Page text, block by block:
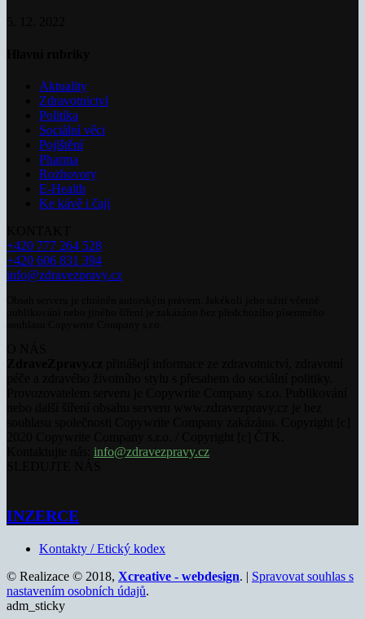
Aktuality
Zdravotnictví
Politika
Sociální věci
Pojištění
Pharma
Rozhovory
E-Health
Ke kávě i čaji
+420 777 264 528
+420 606 831 394
info@zdravezpravy.cz
info@zdravezpravy.cz
INZERCE
Kontakty / Etický kodex
© Realizace © 2018, Xcreative - webdesign. | Spravovat souhlas s
nastavením osobních údajů.
adm_sticky